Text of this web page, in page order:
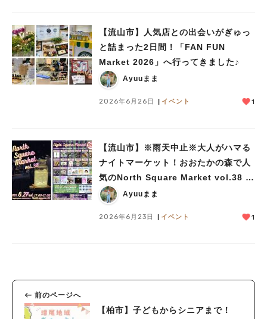
【流山市】人気店との出会いがぎゅっ
と詰まった2日間！「FAN FUN
Market 2026」へ行ってきました♪
Ayuuまま
2026年6月26日 イベント 1
【流山市】※雨天中止※大人がハマる
ナイトマーケット！おおたかの森で人
気のNorth Square Market vol.38 開
催【6/27】
Ayuuまま
2026年6月23日 イベント 1
前のページへ
【柏市】子どもからシニアまで！